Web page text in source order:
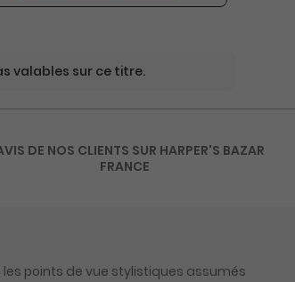
valables sur ce titre.
points de vue stylistiques assumés
DE NOS CLIENTS SUR HARPER'S BAZAR
FRANCE